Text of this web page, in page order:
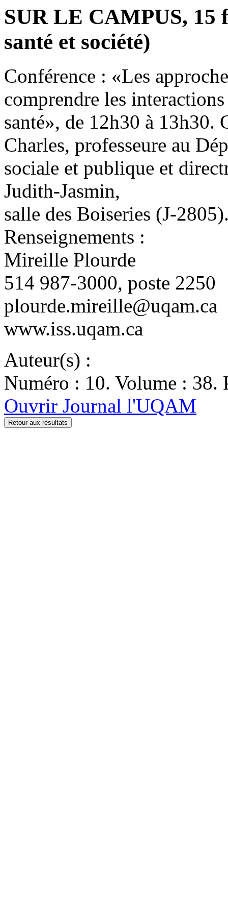
SUR LE CAMPUS, 15
santé et société)
Conférence : «Les
comprendre les
santé», de 12h30 à 13h30.
Charles, professeure au
sociale et publique et
Judith-Jasmin,
salle des Boiseries (J-
Renseignements :
Mireille Plourde
514 987-3000, poste 2250
plourde.mireille@uqam.ca
www.iss.uqam.ca
Auteur(s) :
Numéro : 10. Volume : 38.
Ouvrir Journal l'UQAM
Retour aux résultats